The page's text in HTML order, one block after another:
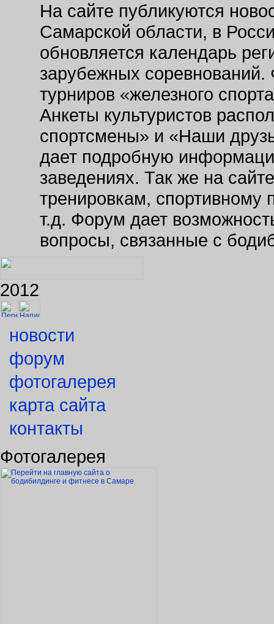
На сайте публикуются
Самарской области, в
обновляется календарь
зарубежных соревнований.
турниров «железного
Анкеты культуристов
спортсмены» и «Наши
дает подробную
заведениях. Так же на
тренировкам, спортивному
т.д. Форум дает
вопросы, связанные с
2012
новости
форум
фотогалерея
карта сайта
контакты
Фотогалерея